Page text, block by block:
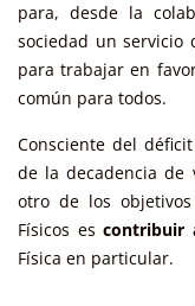
para, desde la
sociedad un servicio
para trabajar en
común para todos.
Consciente del
de la decadencia de
otro de los
Físicos escontribuir
Física en particular.